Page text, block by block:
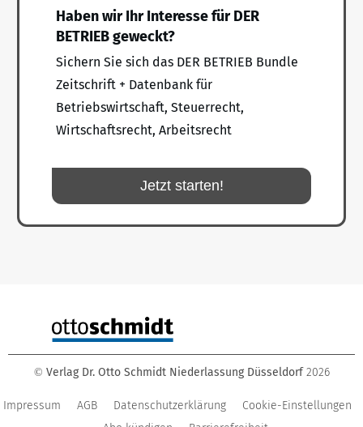
Haben wir Ihr Interesse für DER
BETRIEB geweckt?
Sichern Sie sich das DER BETRIEB Bundle
Zeitschrift + Datenbank für
Betriebswirtschaft, Steuerrecht,
Wirtschaftsrecht, Arbeitsrecht
Jetzt starten!
© Verlag Dr. Otto Schmidt Niederlassung Düsseldorf 2026
Impressum AGB Datenschutzerklärung
Cookie-Einstellungen